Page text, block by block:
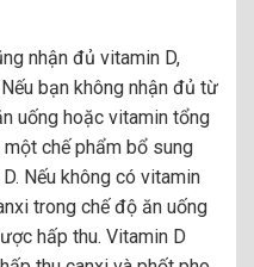
nhận đủ vitamin D,
bạn không nhận đủ từ
uống hoặc vitamin tổng
một chế phẩm bổ sung
Nếu không có vitamin
trong chế độ ăn uống
hấp thu. Vitamin D